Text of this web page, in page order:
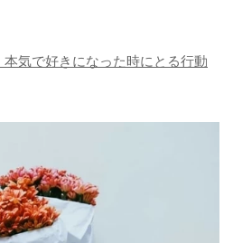
気で好きになった時にとる行動